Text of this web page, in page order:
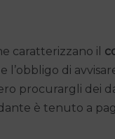
caratterizzano il
di
procurargli dei
è tenuto a